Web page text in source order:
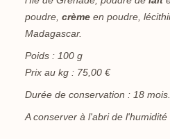
poudre, crème en poudre,
Madagascar.
Poids : 100 g
Prix au kg : 75,00 €
Durée de conservation : 18 mois.
A conserver à l'abri de l'humidité